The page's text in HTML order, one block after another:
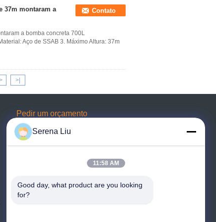
37m montaram a
Contato
a bomba concreta 700L
Aço de SSAB 3. Máximo Altura: 37m
>|
Pedir um orçamento
Envie
Serena Liu
11:58 AM
Good day, what product are you looking
for?